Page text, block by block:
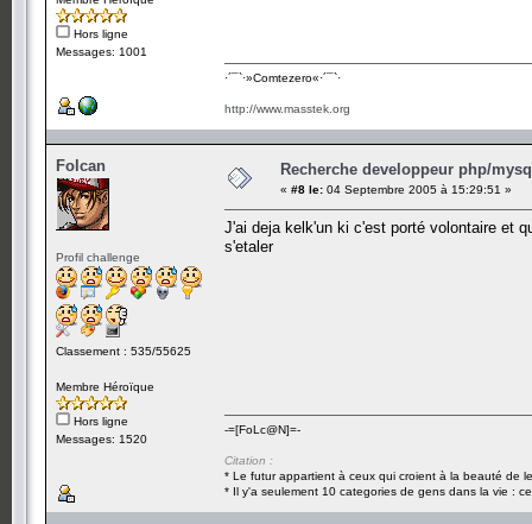
Hors ligne
Messages: 1001
·´¯`·­»Comtezero«­·´¯`·
http://www.masstek.org
Folcan
Profil challenge
Classement : 535/55625
Membre Héroïque
Hors ligne
Messages: 1520
Recherche developpeur php/
« #8 le: 04 Septembre 2005 à 15:29:51 »
J'ai deja kelk'un ki c'est porté volontaire et
s'etaler
-=[FoLc@N]=-
Citation :
* Le futur appartient à ceux qui croient à la beauté de
* Il y'a seulement 10 categories de gens dans la vie :